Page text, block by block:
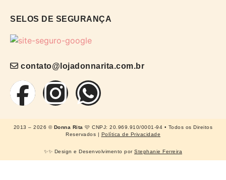
SELOS DE SEGURANÇA
contato@lojadonnarita.com.br
2013 – 2026 © Donna Rita 🩷 CNPJ: 20.969.910/0001-94 • Todos os Direitos
Reservados | Política de Privacidade
✨✨ Design e Desenvolvimento por Stephanie Ferreira